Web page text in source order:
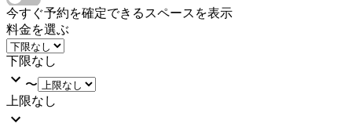
今すぐ予約を確定できるスペースを表示
料金を選ぶ
下限なし
〜
上限なし